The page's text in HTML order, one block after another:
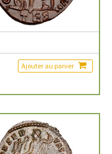
Ajouter au panier